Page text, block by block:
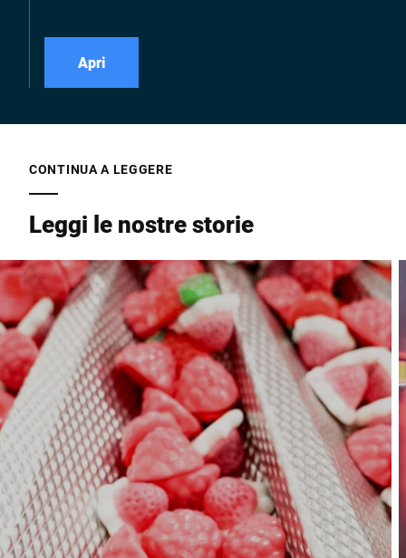
Apri
CONTINUA A LEGGERE
Leggi le nostre storie